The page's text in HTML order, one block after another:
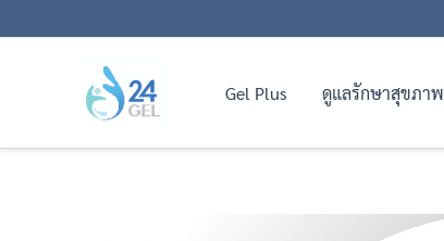
to
Gel Plus
ดูแลรักษาสุขภาพ